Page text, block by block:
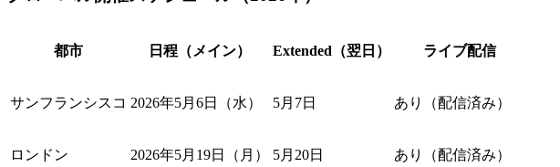
都市 日程（メイン） Extended（翌日） ライブ配信
サンフランシスコ 2026年5月6日（水） 5月7日 あり（配信済み）
ロンドン 2026年5月19日（月） 5月20日 あり（配信済み）